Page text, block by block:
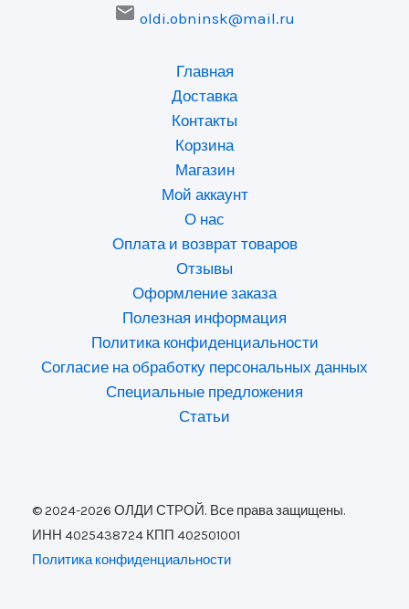
 oldi.obninsk@mail.ru
Главная
Доставка
Контакты
Корзина
Магазин
Мой аккаунт
О нас
Оплата и возврат товаров
Отзывы
Оформление заказа
Полезная информация
Политика конфиденциальности
Согласие на обработку персональных данных
Специальные предложения
Статьи
© 2024-2026 ОЛДИ СТРОЙ. Все права защищены.
ИНН 4025438724 КПП 402501001
Политика конфиденциальности